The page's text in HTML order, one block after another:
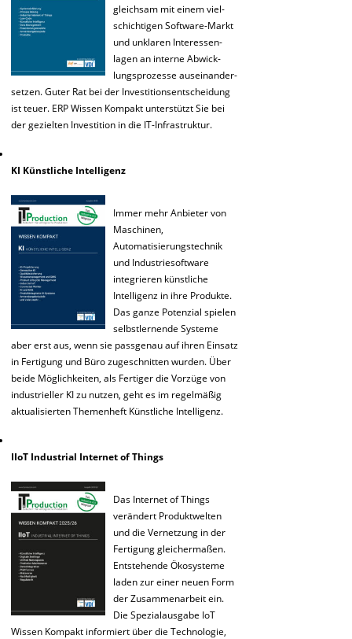
gleichsam mit einem viel-
schichtigen Software-Markt
und unklaren Interessen-
lagen an interne Abwick-
lungsprozesse auseinander-
setzen. Guter Rat bei der Investitionsentscheidung
ist teuer. ERP Wissen Kompakt unterstützt Sie bei
der gezielten Investition in die IT-Infrastruktur.
KI Künstliche Intelligenz
Immer mehr Anbieter von
Maschinen,
Automatisierungstechnik
und Industriesoftware
integrieren künstliche
Intelligenz in ihre Produkte.
Das ganze Potenzial spielen
selbstlernende Systeme
aber erst aus, wenn sie passgenau auf ihren Einsatz
in Fertigung und Büro zugeschnitten wurden. Über
beide Möglichkeiten, als Fertiger die Vorzüge von
industrieller KI zu nutzen, geht es im regelmäßig
aktualisierten Themenheft Künstliche Intelligenz.
IIoT Industrial Internet of Things
Das Internet of Things
verändert Produktwelten
und die Vernetzung in der
Fertigung gleichermaßen.
Entstehende Ökosysteme
laden zur einer neuen Form
der Zusammenarbeit ein.
Die Spezialausgabe IoT
Wissen Kompakt informiert über die Technologie,